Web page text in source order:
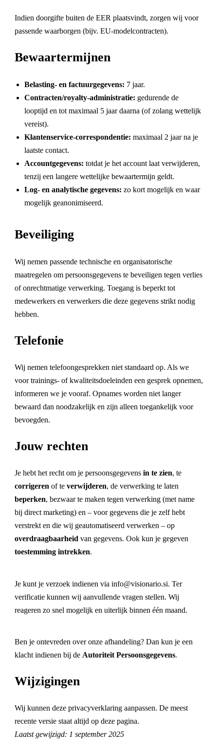
Indien doorgifte buiten de EER plaatsvindt, zorgen wij voor
passende waarborgen (bijv. EU-modelcontracten).
Bewaartermijnen
Belasting- en factuurgegevens: 7 jaar.
Contracten/royalty-administratie: gedurende de
looptijd en tot maximaal 5 jaar daarna (of zolang wettelijk
vereist).
Klantenservice-correspondentie: maximaal 2 jaar na je
laatste contact.
Accountgegevens: totdat je het account laat verwijderen,
tenzij een langere wettelijke bewaartermijn geldt.
Log- en analytische gegevens: zo kort mogelijk en waar
mogelijk geanonimiseerd.
Beveiliging
Wij nemen passende technische en organisatorische
maatregelen om persoonsgegevens te beveiligen tegen verlies
of onrechtmatige verwerking. Toegang is beperkt tot
medewerkers en verwerkers die deze gegevens strikt nodig
hebben.
Telefonie
Wij nemen telefoongesprekken niet standaard op. Als we
voor trainings- of kwaliteitsdoeleinden een gesprek opnemen,
informeren we je vooraf. Opnames worden niet langer
bewaard dan noodzakelijk en zijn alleen toegankelijk voor
bevoegden.
Jouw rechten
Je hebt het recht om je persoonsgegevens in te zien, te
corrigeren of te verwijderen, de verwerking te laten
beperken, bezwaar te maken tegen verwerking (met name
bij direct marketing) en – voor gegevens die je zelf hebt
verstrekt en die wij geautomatiseerd verwerken – op
overdraagbaarheid van gegevens. Ook kun je gegeven
toestemming intrekken.
Je kunt je verzoek indienen via info@visionario.si. Ter
verificatie kunnen wij aanvullende vragen stellen. Wij
reageren zo snel mogelijk en uiterlijk binnen één maand.
Ben je ontevreden over onze afhandeling? Dan kun je een
klacht indienen bij de Autoriteit Persoonsgegevens.
Wijzigingen
Wij kunnen deze privacyverklaring aanpassen. De meest
recente versie staat altijd op deze pagina.
Laatst gewijzigd: 1 september 2025